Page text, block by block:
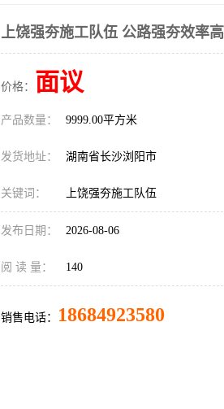
上饶强夯施工队伍 公路强夯效率高
价格： 面议
产品数量： 9999.00平方米
发货地址： 湖南省长沙浏阳市
关键词： 上饶强夯施工队伍
发布日期： 2026-08-06
阅 读 量： 140
销售电话： 18684923580